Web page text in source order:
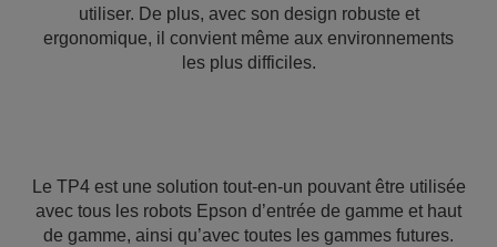
utiliser. De plus, avec son design robuste et
ergonomique, il convient même aux environnements
les plus difficiles.
Le TP4 est une solution tout-en-un pouvant être utilisée
avec tous les robots Epson d’entrée de gamme et haut
de gamme, ainsi qu’avec toutes les gammes futures.